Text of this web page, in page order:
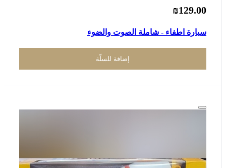
₪129.00
سيارة اطفاء - شاملة الصوت والضوء
إضافة للسلّة